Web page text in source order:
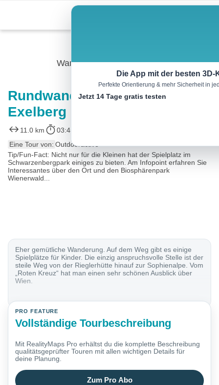
content
Wandern
Rundwanderung um den
Exelberg
11.0 km 03:45 h
Eine Tour von: Outdooractive
Tip/Fun-Fact: Nicht nur für die Kleinen hat der Spielplatz im
Schwarzenbergpark einiges zu bieten. Am Infopoint erfahren Sie
Interessantes über den Ort und den Biosphärenpark
Wienerwald...
Eher gemütliche Wanderung. Auf dem Weg gibt es einige
Spielplätze für Kinder. Die einzig anspruchsvolle Stelle ist der
steile Weg von der Rieglerhütte hinauf zur Sophienalpe. Vom
„Roten Kreuz“ hat man einen sehr schönen Ausblick über
Wien.
PRO FEATURE
Vollständige Tourbeschreibung
Mit RealityMaps Pro erhältst du die komplette Beschreibung
qualitätsgeprüfter Touren mit allen wichtigen Details für
deine Planung.
Zum Pro Abo
Die App mit der besten 3D-
Perfekte Orientierung & mehr Sicherheit in
Jetzt 14 Tage gratis testen